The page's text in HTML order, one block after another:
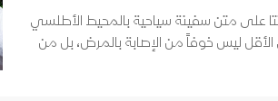
على متن سفينة سياحية بالمحيط الأطلسي
الأقل ليس خوفاً من الإصابة بالمرض، بل من